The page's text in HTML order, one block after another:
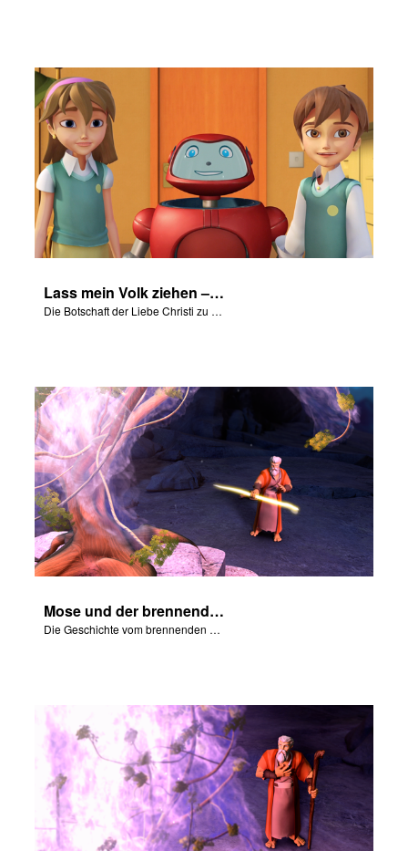
Lass mein Volk ziehen – Erlösungsgedicht
Die Botschaft der Liebe Christi zu uns anhand von „Lass mein Volk ziehen“
Mose und der brennende Dornbusch – Teil 3
Die Geschichte vom brennenden Dornbusch.